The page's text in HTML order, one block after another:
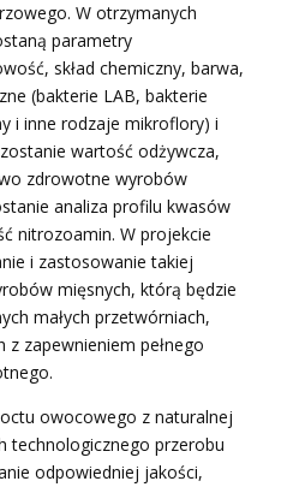
W otrzymanych
parametry
skład chemiczny, barwa,
(bakterie LAB, bakterie
i inne rodzaje mikroflory) i
wartość odżywcza,
zdrowotne wyrobów
analiza profilu kwasów
nitrozoamin. W projekcie
i zastosowanie takiej
mięsnych, którą będzie
małych przetwórniach,
zapewnieniem pełnego
owocowego z naturalnej
technologicznego przerobu
odpowiedniej jakości,